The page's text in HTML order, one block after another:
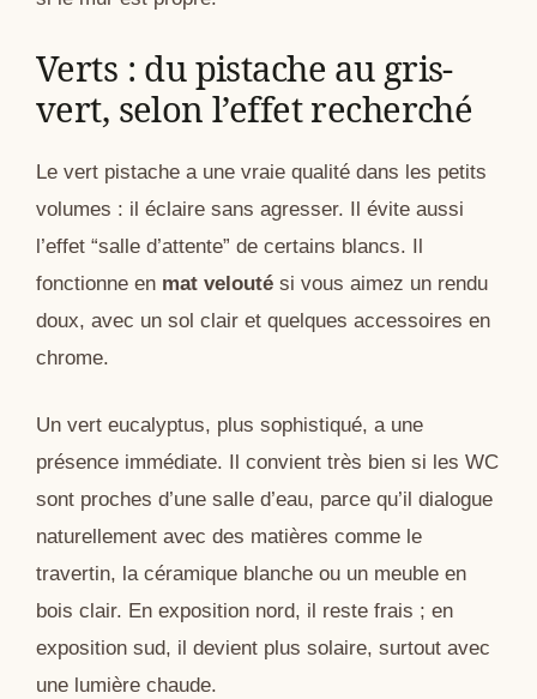
Verts : du pistache au gris-
vert, selon l’effet recherché
Le vert pistache a une vraie qualité dans les petits
volumes : il éclaire sans agresser. Il évite aussi
l’effet “salle d’attente” de certains blancs. Il
fonctionne en mat velouté si vous aimez un rendu
doux, avec un sol clair et quelques accessoires en
chrome.
Un vert eucalyptus, plus sophistiqué, a une
présence immédiate. Il convient très bien si les WC
sont proches d’une salle d’eau, parce qu’il dialogue
naturellement avec des matières comme le
travertin, la céramique blanche ou un meuble en
bois clair. En exposition nord, il reste frais ; en
exposition sud, il devient plus solaire, surtout avec
une lumière chaude.